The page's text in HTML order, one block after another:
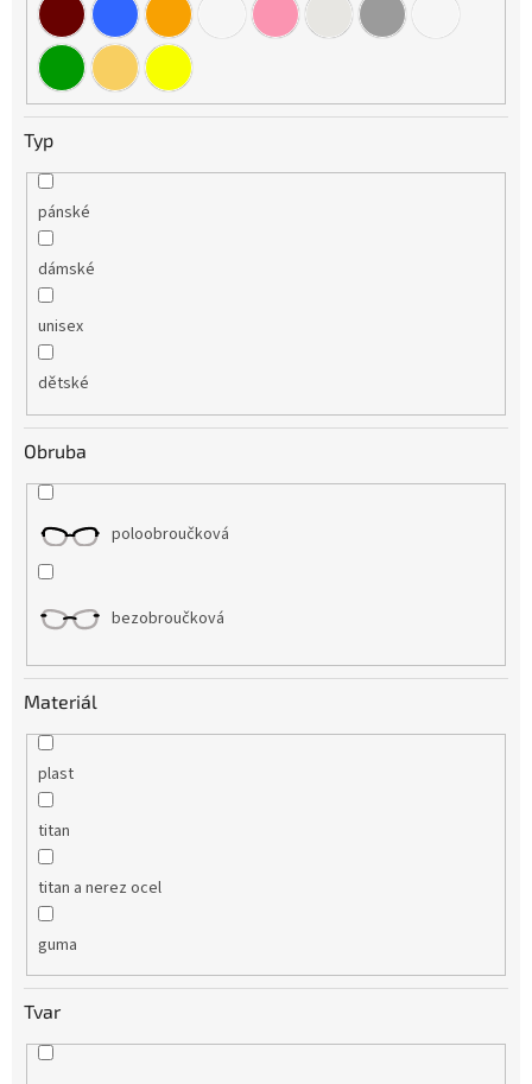
Typ
pánské
dámské
unisex
dětské
Obruba
poloobroučková
bezobroučková
Materiál
plast
titan
titan a nerez ocel
guma
Tvar